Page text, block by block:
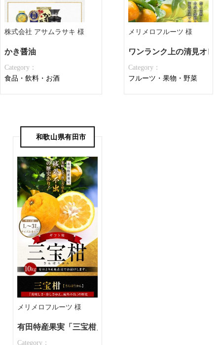
株式会社 アサムラサキ 様
かき醤油
Category：
食品・飲料・お酒
メリメロフルーツ 様
ワンランク上の清見オレ
Category：
フルーツ・果物・野菜
和歌山県有田市
メリメロフルーツ 様
有田特産果実「三宝柑」
Category：